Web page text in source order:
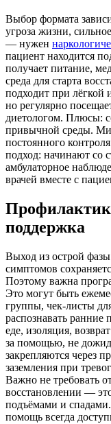
Выбор формата
угроза жизни,
— нужен
пациент находится
получает питание,
среда для старта
подходит при лёгкой
но регулярно
диетологом. Плюсы:
привычной среды.
постоянного
подход: начинают со
амбулаторное
врачей вместе с
поддержка
Выход из острой
симптомов
Поэтому важна
Это могут быть
группы, чек-листы
распознавать
еде, изоляция,
за помощью, не
закрепляются через
заземления при
Важно не требовать
восстановлении —
подъёмами и
помощь всегда